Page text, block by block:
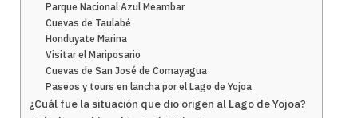
Parque Nacional Azul Meambar
Cuevas de Taulabé
Honduyate Marina
Visitar el Mariposario
Cuevas de San José de Comayagua
Paseos y tours en lancha por el Lago de Yojoa
¿Cuál fue la situación que dio origen al Lago de Yojoa?